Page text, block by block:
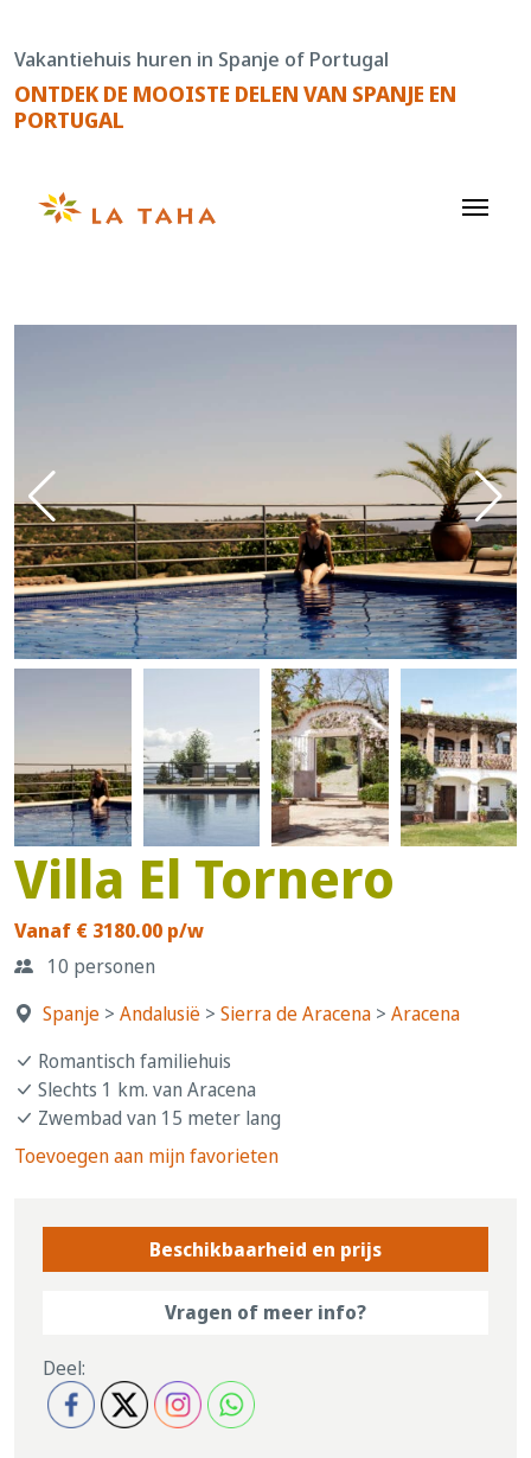
de
content
Vakantiehuis huren in Spanje of Portugal
ONTDEK DE MOOISTE DELEN VAN SPANJE EN
PORTUGAL
Villa El Tornero
Vanaf € 3180.00 p/w
10 personen
Spanje > Andalusië > Sierra de Aracena > Aracena
Romantisch familiehuis
Slechts 1 km. van Aracena
Zwembad van 15 meter lang
Toevoegen aan mijn favorieten
Beschikbaarheid en prijs
Vragen of meer info?
Deel: